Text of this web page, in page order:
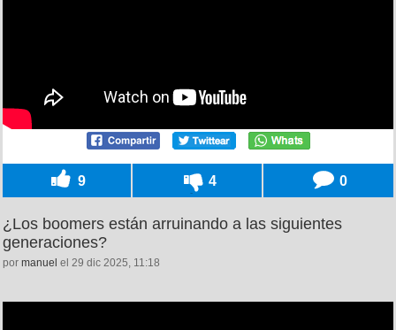
9 4 0
¿Los boomers están arruinando a las siguientes
generaciones?
por manuel el 29 dic 2025, 11:18